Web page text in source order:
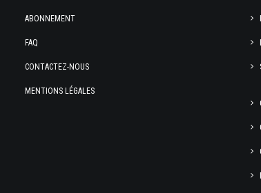
ABONNEMENT
FAQ
CONTACTEZ-NOUS
MENTIONS LÉGALES